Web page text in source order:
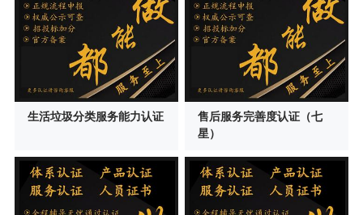
生活垃圾分类服务能力认证
售后服务完善度认证（七
星）